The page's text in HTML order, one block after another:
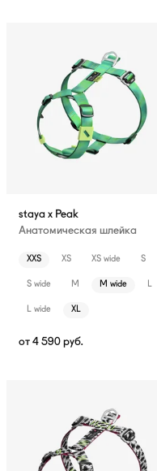
staya x Peak
Анатомическая шлейка
XXS XS XS wide S
S wide M M wide L
L wide XL
от 4 590 руб.